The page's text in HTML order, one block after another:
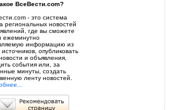
ВсеВести.com?
- это система
региональных новостей
где вы сможете
ежеминутно
информацию из
источников, опубликовать
и объявления,
события или, за
минуты, создать
ленту новостей.